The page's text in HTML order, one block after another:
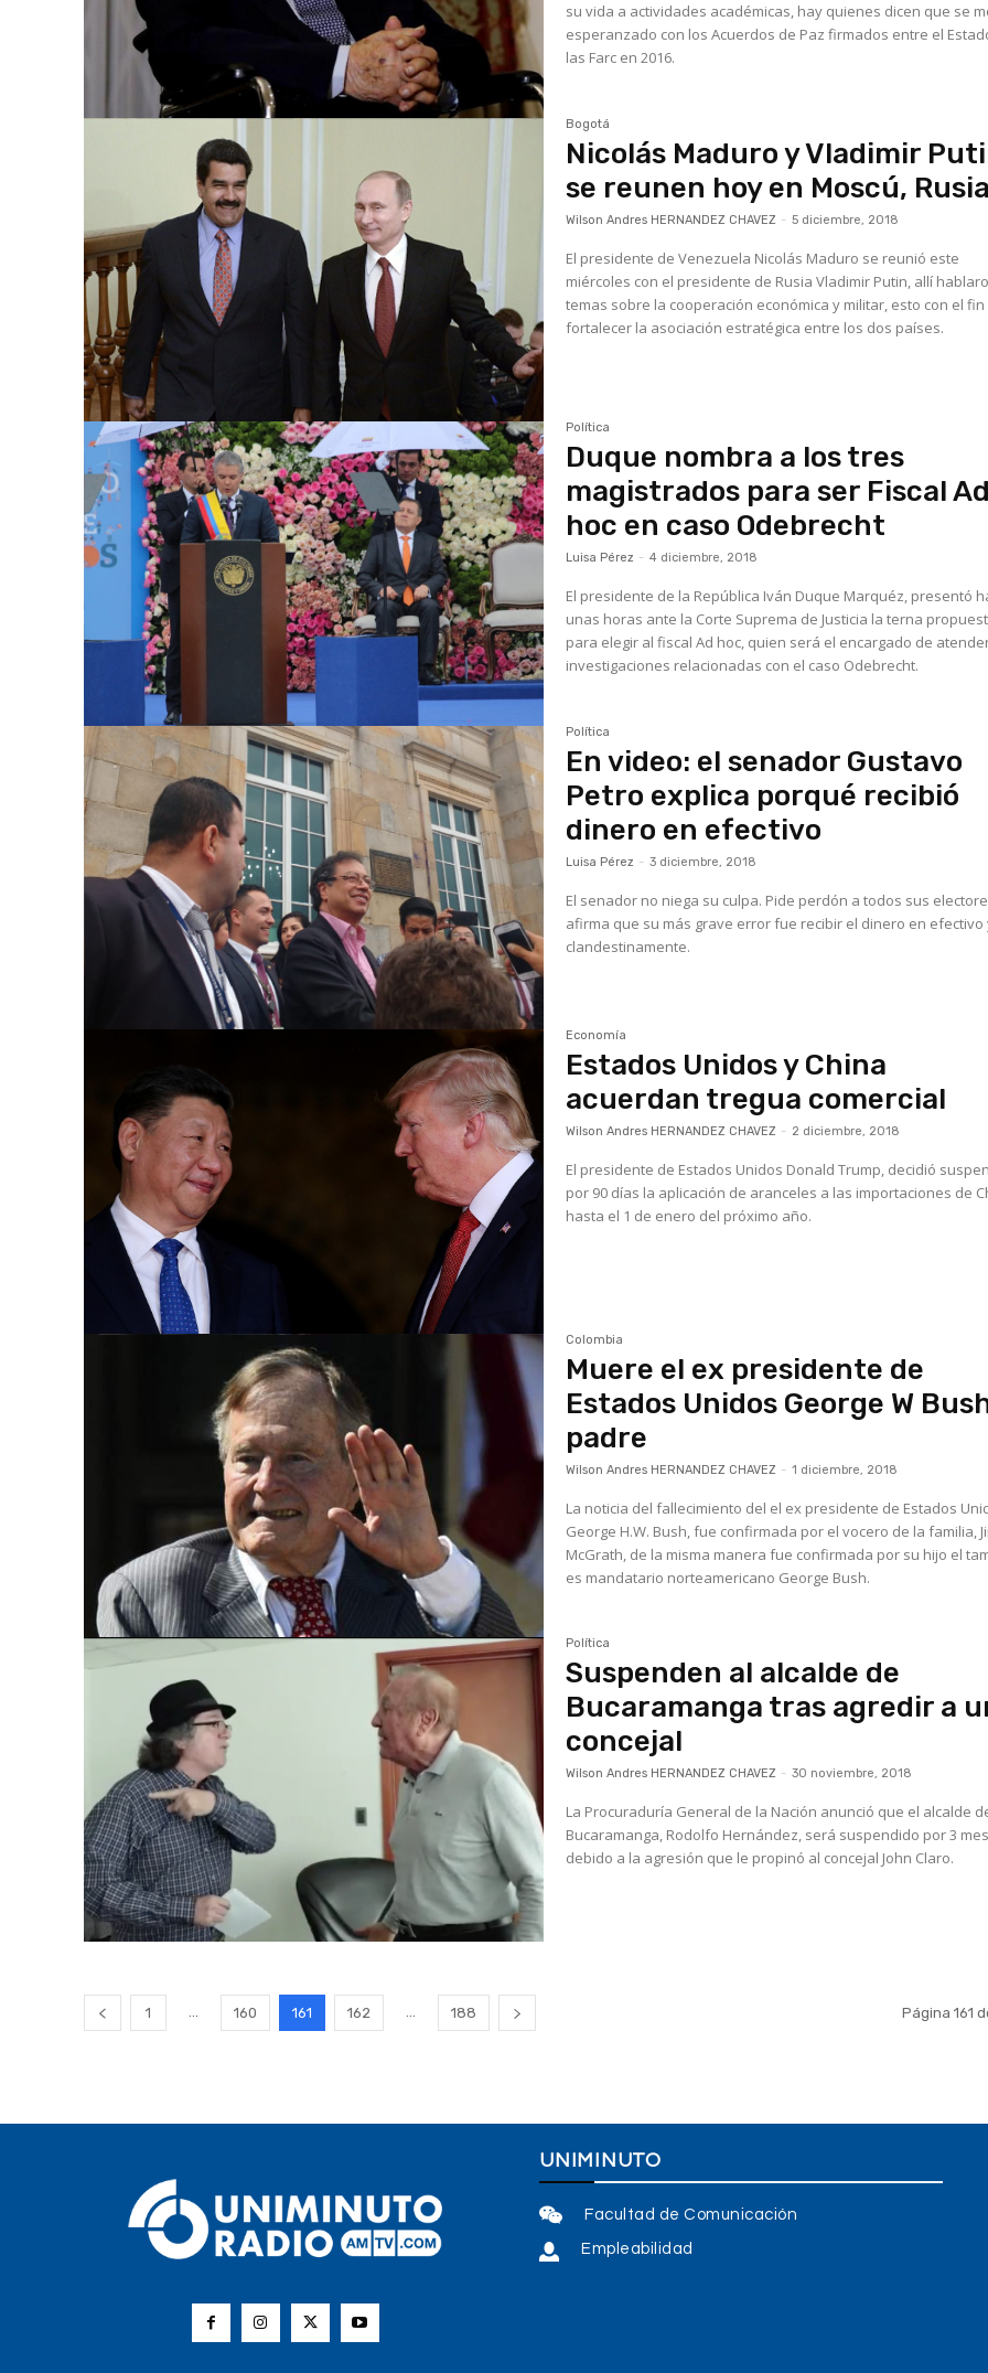
su vida a actividades académicas, hay quienes dicen que se
esperanzado con los Acuerdos de Paz firmados entre el
las Farc en 2016.
Bogotá
Nicolás Maduro y Vladimir
se reunen hoy en Moscú, Rusia
Wilson Andres HERNANDEZ CHAVEZ - 5 diciembre, 2018
El presidente de Venezuela Nicolás Maduro se reunió este
miércoles con el presidente de Rusia Vladimir Putin, allí
temas sobre la cooperación económica y militar, esto con el fin de
fortalecer la asociación estratégica entre los dos países.
Política
Duque nombra a los tres
magistrados para ser Fiscal Ad
hoc en caso Odebrecht
Luisa Pérez - 4 diciembre, 2018
El presidente de la República Iván Duque Marquéz, presentó
unas horas ante la Corte Suprema de Justicia la terna
para elegir al fiscal Ad hoc, quien será el encargado de
investigaciones relacionadas con el caso Odebrecht.
Política
En video: el senador Gustavo
Petro explica porqué recibió
dinero en efectivo
Luisa Pérez - 3 diciembre, 2018
El senador no niega su culpa. Pide perdón a todos sus
afirma que su más grave error fue recibir el dinero en efectivo
clandestinamente.
Economía
Estados Unidos y China
acuerdan tregua comercial
Wilson Andres HERNANDEZ CHAVEZ - 2 diciembre, 2018
El presidente de Estados Unidos Donald Trump, decidió
por 90 días la aplicación de aranceles a las importaciones de
hasta el 1 de enero del próximo año.
Colombia
Muere el ex presidente de
Estados Unidos George W
padre
Wilson Andres HERNANDEZ CHAVEZ - 1 diciembre, 2018
La noticia del fallecimiento del el ex presidente de Estados
George H.W. Bush, fue confirmada por el vocero de la familia,
McGrath, de la misma manera fue confirmada por su hijo el también
es mandatario norteamericano George Bush.
Política
Suspenden al alcalde de
Bucaramanga tras agredir a
concejal
Wilson Andres HERNANDEZ CHAVEZ - 30 noviembre, 2018
La Procuraduría General de la Nación anunció que el alcalde
Bucaramanga, Rodolfo Hernández, será suspendido por 3
debido a la agresión que le propinó al concejal John Claro.
1 160 161 162 188 Página 161
UNIMINUTO
Facultad de Comunicación
Empleabilidad